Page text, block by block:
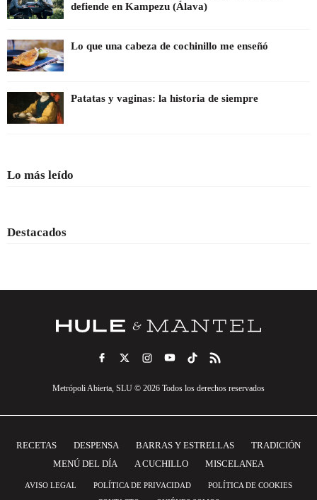
defiende en Kampezu (Álava)
Lo que una cabeza de cochinillo me enseñó
Patatas y vaginas: la historia de siempre
Lo más leído
Destacados
Metrópoli Abierta, SLU © 2026 Todos los derechos reservados
RECETAS DESPENSA BARRAS Y ESTRELLAS
TRADICIÓN
MENÚ DEL DÍA
A CUCHILLO MISCELANEA
AVISO LEGAL POLÍTICA DE PRIVACIDAD
POLÍTICA DE COOKIES